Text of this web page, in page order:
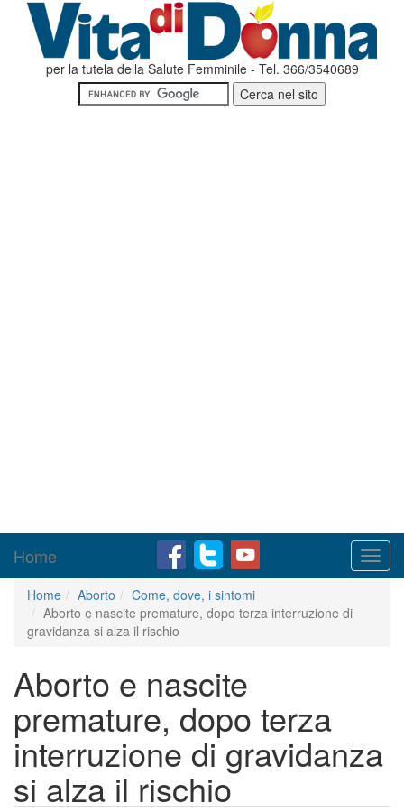
per la tutela della Salute Femminile - Tel. 366/3540689
Home
Home Aborto
Come, dove, i sintomi
Aborto e nascite premature, dopo terza interruzione di
gravidanza si alza il rischio
Aborto e nascite
premature, dopo terza
interruzione di gravidanza
si alza il rischio